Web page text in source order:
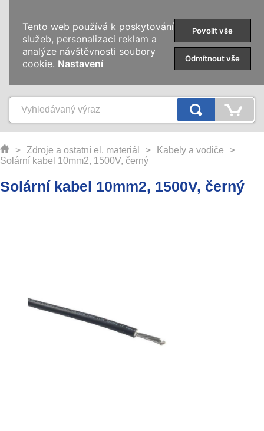
KATEGORIE
> Zdroje a ostatní el. materiál > Kabely a vodiče
>
Solární kabel 10mm2, 1500V, černý
Solární kabel 10mm2, 1500V, černý
Tento web používá k poskytování
služeb, personalizaci reklam a
analýze návštěvnosti soubory
cookie. Nastavení
Povolit vše
Odmítnout vše